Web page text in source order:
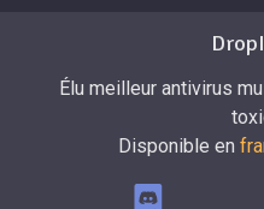
Élu meilleur antivirus
Disponible en